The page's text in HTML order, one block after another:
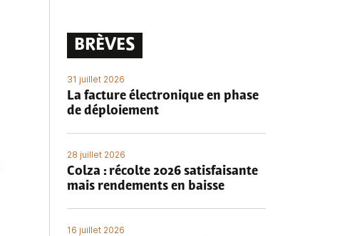
BRÈVES
31 juillet 2026
La facture électronique en phase
de déploiement
28 juillet 2026
Colza : récolte 2026 satisfaisante
mais rendements en baisse
16 juillet 2026